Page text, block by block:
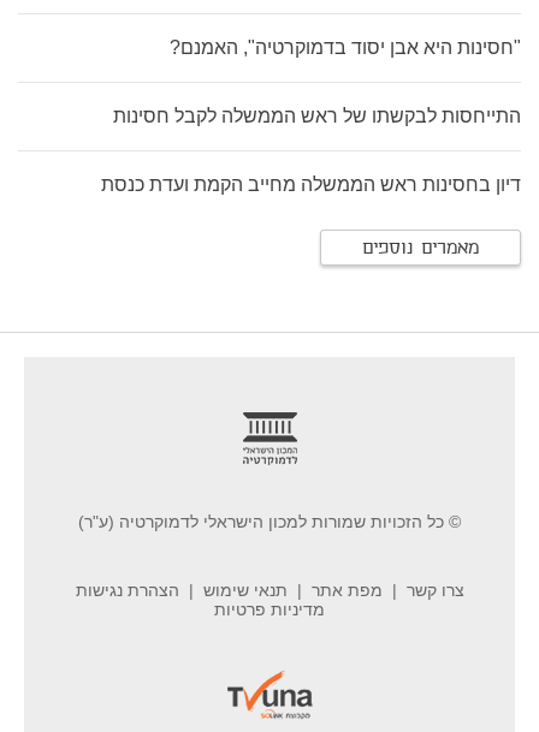
"חסינות היא אבן יסוד בדמוקרטיה", האמנם?
התייחסות לבקשתו של ראש הממשלה לקבל חסינות
דיון בחסינות ראש הממשלה מחייב הקמת ועדת כנסת
מאמרים נוספים
© כל הזכויות שמורות למכון הישראלי לדמוקרטיה (ע"ר)
צרו קשר מפת אתר תנאי שימוש
הצהרת נגישות
מדיניות פרטיות